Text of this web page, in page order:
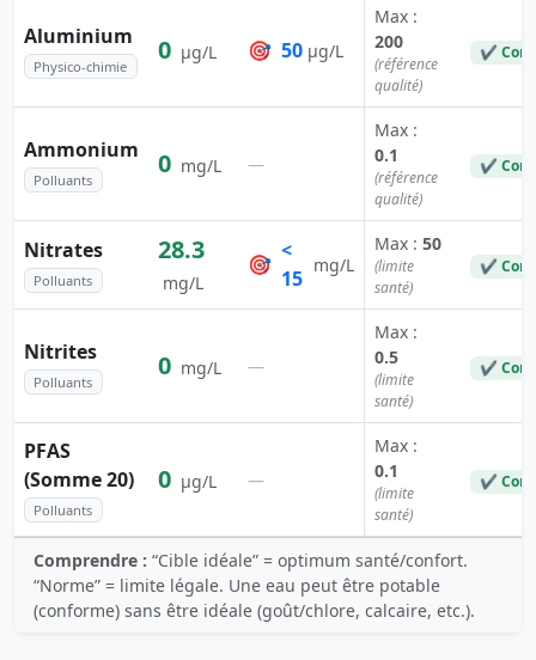
Aluminium
Physico-chimie
0 µg/L 🎯 50 µg/L
Max :
200
(référence
qualité)
✔
Ammonium
Polluants
0 mg/L —
Max :
0.1
(référence
qualité)
✔
Nitrates
Polluants
28.3
mg/L
🎯
<
15
mg/L
Max : 50
(limite
santé)
✔
Nitrites
Polluants
0 mg/L —
Max :
0.5
(limite
santé)
✔
PFAS
(Somme 20)
Polluants
0 µg/L —
Max :
0.1
(limite
santé)
✔
Comprendre : “Cible idéale” = optimum santé/confort.
“Norme” = limite légale. Une eau peut être potable
(conforme) sans être idéale (goût/chlore, calcaire, etc.).